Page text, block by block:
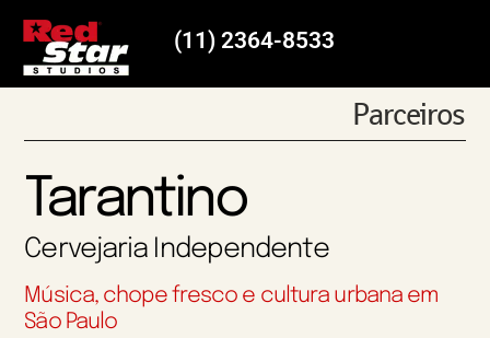
(11) 2364-8533
Parceiros
Tarantino
Cervejaria Independente
Música, chope fresco e cultura urbana em
São Paulo